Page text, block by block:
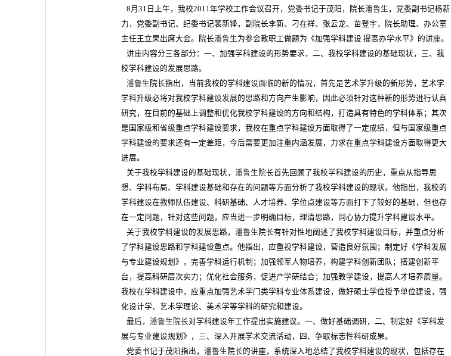
8月31日上午，我校2011年学校工作会议召开，党委书记于茂阳，院长潘鲁生 ，党委副书记杨新
力，党委副书记、纪委书记裴新锋，副院长李新、刁在祥、张云龙、苗登宇，院长助理、办公室
主任王立果出席大会。院长潘鲁生为参会教职工做题为《加强学科建设 提高办学水平》的讲座。
讲座内容分三各部分：一、加强学科建设的形势要求，二、我校学科建设的基础现状，三、我
校学科建设的发展思路。
潘鲁生 院长指出，当前我校的学科建设面临的新的情况，首先是艺术学升级的新形势，艺术学
学科升级必将对我校学科建设发展的思路和方向产生影响，因此必须针对这种新的形势进行认真
研究，在目前的基础上调整和优化我校学科建设的方向和结构，打造具有特色的学科体系；其次
是国家级和省级重点学科建设要求，我校在重点学科建设方面取得了一定成绩，但与国家级重点
学科建设的要求还有一定差距，今后需要更加注重内涵发展，力求在重点学科建设方面取得更大
进展。
关于我校学科建设的基础现状，潘鲁生 院长首先回顾了我校学科建设的历史，重点从指导思
想、学科布局、学科建设基础和存在的问题等方面分析了我校学科建设的现状。他指出，我校的
学科建设在教师队伍建设、科研基础、人才培养、学位点建设等方面打下了较好的基础，但也存
在一定问题，针对这些问题，应当进一步明确目标，理清思路，同心协力提升学科建设水平。
关于我校学科建设的发展思路，潘鲁生 院长有针对性地阐述了我校学科建设目标，并重点分析
了学科建设思路和学科建设重点。他指出，应重视学科建设，营造良好氛围；制定好《学科发展
与专业建设规划》，完善学科运行机制；加强领军人物培养，构建学科创新团队；搭建创新平
台，提高科研层次实力；优化社会服务，促进产学研结合；加强教学建设，提高人才培养质量。
我校在学科建设中，应重点加强艺术学门类学科专业体系建设，做好硕士学位授予单位建设，强
化设计学、艺术学理论、美术学等学科的研究和建设。
最后，潘鲁生 院长对学科建设年工作提出实施建议。一、做好基础调研，二、制定好《学科发
展与专业建设规划》，三、深入开展学术交流活动，四、争取标志性科研成果。
党委书记于茂阳指出，潘鲁生 院长的讲座，系统深入地总结了我校学科建设的现状，包括存在